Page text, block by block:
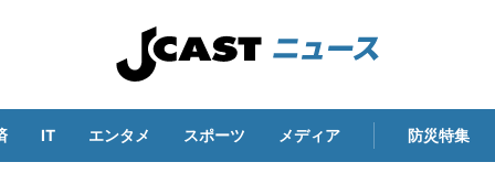
IT エンタメ スポーツ メディア 防災特集